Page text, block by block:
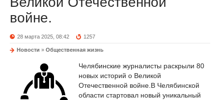
войне.
28 марта 2025, 08:42 1257
Новости » Общественная жизнь
Челябинские журналисты раскрыли 80
новых историй о Великой
Отечественной войне.В Челябинской
области стартовал новый уникальный